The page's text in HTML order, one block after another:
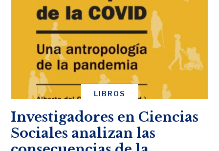
LIBROS
Investigadores en Ciencias
Sociales analizan las